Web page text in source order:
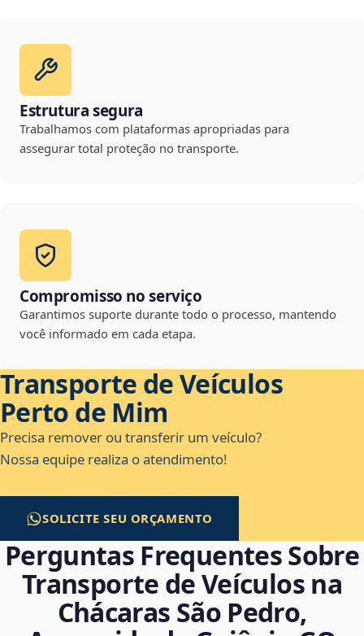
Estrutura segura
Trabalhamos com plataformas apropriadas para
assegurar total proteção no transporte.
Compromisso no serviço
Garantimos suporte durante todo o processo, mantendo
você informado em cada etapa.
Transporte de Veículos
Perto de Mim
Precisa remover ou transferir um veículo?
Nossa equipe realiza o atendimento!
SOLICITE SEU ORÇAMENTO
Perguntas Frequentes Sobre
Transporte de Veículos na
Chácaras São Pedro,